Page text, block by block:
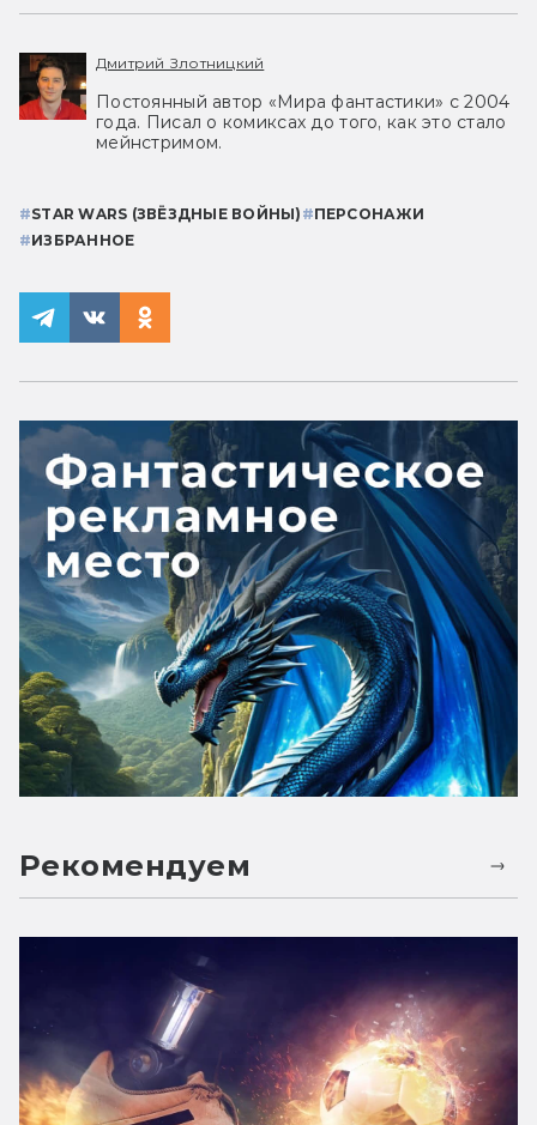
Дмитрий Злотницкий
Постоянный автор «Мира фантастики» с 2004
года. Писал о комиксах до того, как это стало
мейнстримом.
#STAR WARS (ЗВЁЗДНЫЕ ВОЙНЫ) #ПЕРСОНАЖИ
#ИЗБРАННОЕ
Рекомендуем